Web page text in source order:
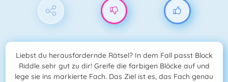
Liebst du herausfordernde Rätsel? In dem Fall passt Block
Riddle sehr gut zu dir! Greife die farbigen Blöcke auf und
lege sie ins markierte Fach. Das Ziel ist es, das Fach genau